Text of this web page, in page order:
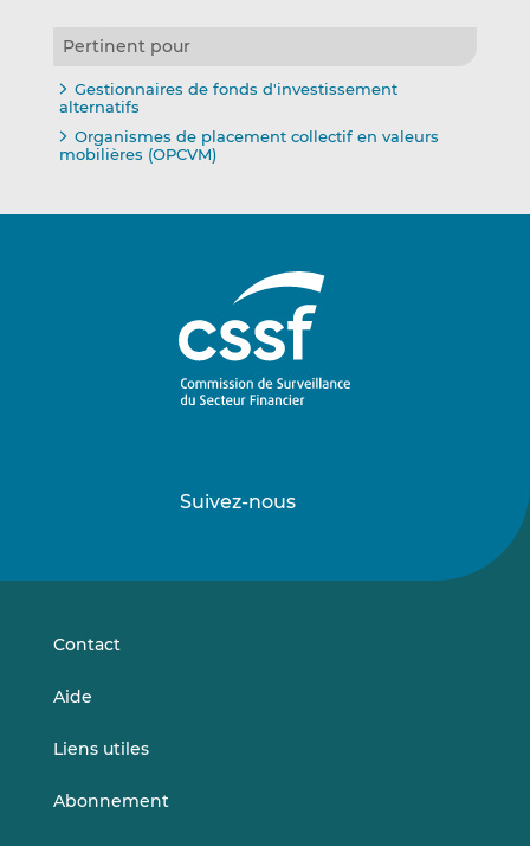
Pertinent pour
Gestionnaires de fonds d'investissement
alternatifs
Organismes de placement collectif en valeurs
mobilières (OPCVM)
Suivez-nous
sursur
Contact
Aide
Liens utiles
Abonnement